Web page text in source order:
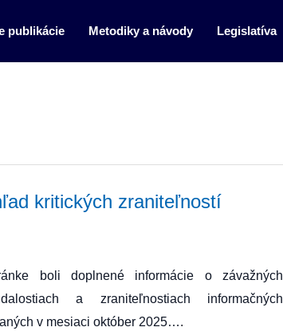
publikácie Metodiky a návody Legislatíva
kritických zraniteľností
boli doplnené informácie o závažných
a zraniteľnostiach informačných
v mesiaci október 2025….